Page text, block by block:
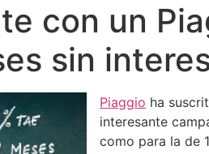
con un
sin
Piaggio ha
interesante
como para la de